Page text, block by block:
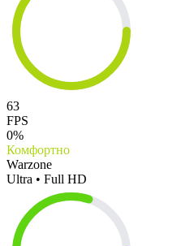
63
FPS
0%
Комфортно
Warzone
Ultra • Full HD